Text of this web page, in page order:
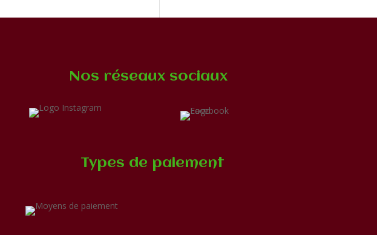
Nos réseaux sociaux
Types de paiement